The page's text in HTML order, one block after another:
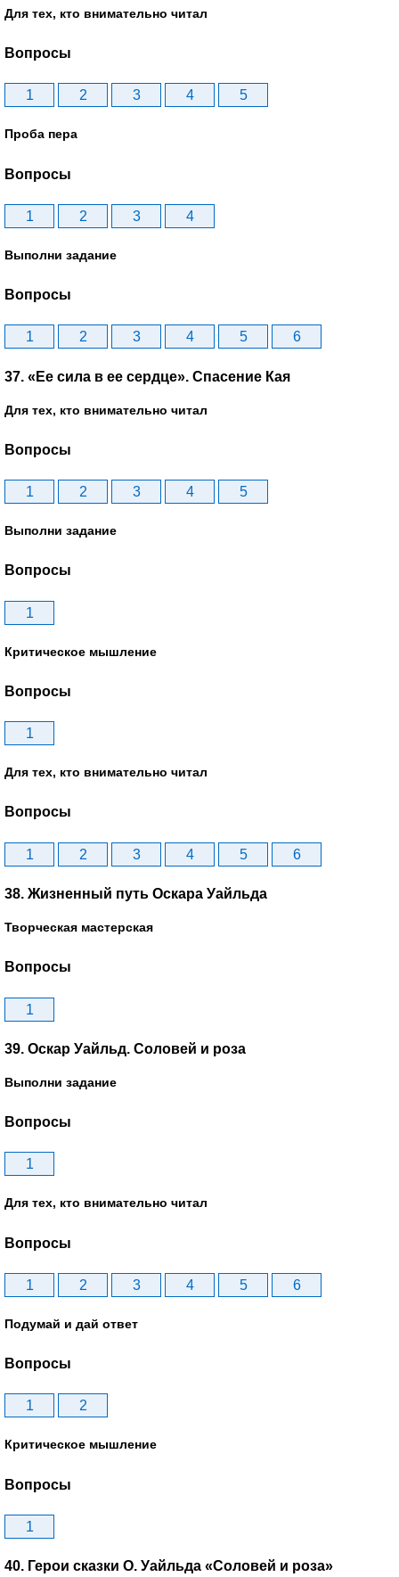
Для тех, кто внимательно читал
Вопросы
1 2 3 4 5
Проба пера
Вопросы
1 2 3 4
Выполни задание
Вопросы
1 2 3 4 5 6
37. «Ее сила в ее сердце». Спасение Кая
Для тех, кто внимательно читал
Вопросы
1 2 3 4 5
Выполни задание
Вопросы
1
Критическое мышление
Вопросы
1
Для тех, кто внимательно читал
Вопросы
1 2 3 4 5 6
38. Жизненный путь Оскара Уайльда
Творческая мастерская
Вопросы
1
39. Оскар Уайльд. Соловей и роза
Выполни задание
Вопросы
1
Для тех, кто внимательно читал
Вопросы
1 2 3 4 5 6
Подумай и дай ответ
Вопросы
1 2
Критическое мышление
Вопросы
1
40. Герои сказки О. Уайльда «Соловей и роза»